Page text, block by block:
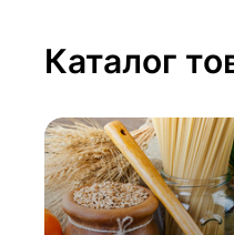
Каталог